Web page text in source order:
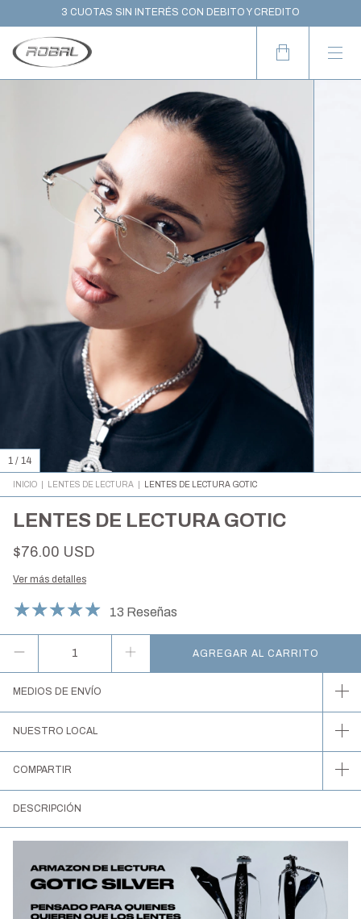
3 CUOTAS SIN INTERÉS CON DEBITO Y CREDITO
1 / 14
INICIO LENTES DE LECTURA LENTES DE LECTURA GOTIC
LENTES DE LECTURA GOTIC
$76.00 USD
Ver más detalles
13 Reseñas
MEDIOS DE ENVÍO
NUESTRO LOCAL
COMPARTIR
DESCRIPCIÓN